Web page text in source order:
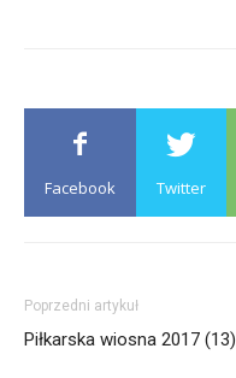
Facebook Twitter
Poprzedni artykuł
Piłkarska wiosna 2017 (13)